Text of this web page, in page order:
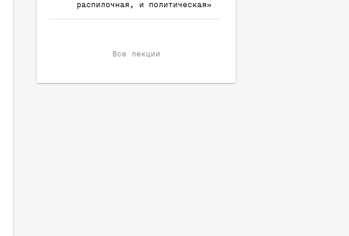
распилочная, и политическая»
Все лекции